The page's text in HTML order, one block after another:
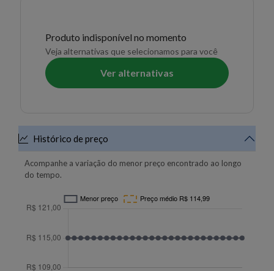
Produto indisponível no momento
Veja alternativas que selecionamos para você
Ver alternativas
Histórico de preço
Acompanhe a variação do menor preço encontrado ao longo
do tempo.